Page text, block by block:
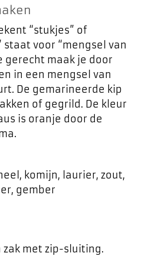
“stukjes” of
staat voor “mengsel van
gerecht maak je door
in een mengsel van
De gemarineerde kip
of gegrild. De kleur
is oranje door de
komijn, laurier, zout,
gember
met zip-sluiting.